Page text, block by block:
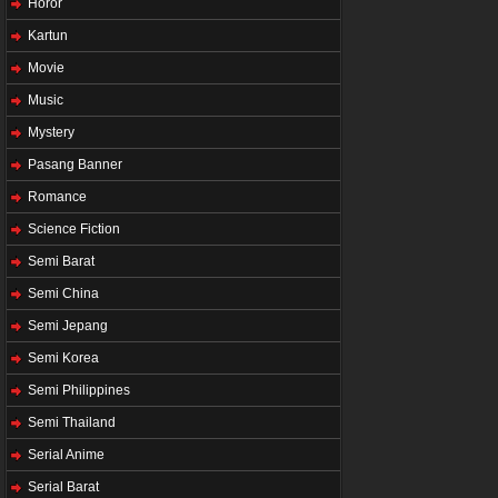
Horor
Kartun
Movie
Music
Mystery
Pasang Banner
Romance
Science Fiction
Semi Barat
Semi China
Semi Jepang
Semi Korea
Semi Philippines
Semi Thailand
Serial Anime
Serial Barat